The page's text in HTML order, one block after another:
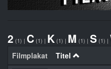
2 (1) | C (1) | K (1) | M (1) | S (1) |
Filmplakat Titel